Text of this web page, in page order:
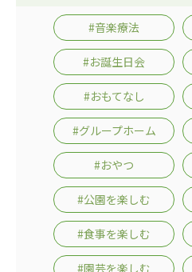
広州谷豊園
#音楽療法
#お誕生日会
#おもてなし
#グループホーム
#おやつ
#公園を楽しむ
#食事を楽しむ
#園芸を楽しむ